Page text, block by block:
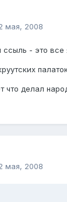
мая, 2008
- это все
что делал
мая, 2008